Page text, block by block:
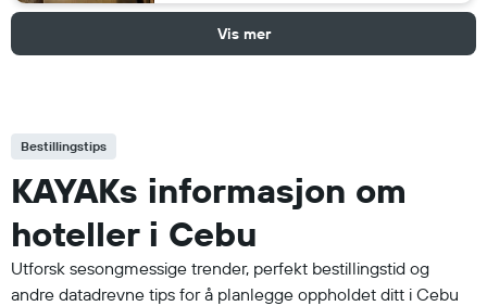
Vis mer
Bestillingstips
KAYAKs informasjon om
hoteller i Cebu
Utforsk sesongmessige trender, perfekt bestillingstid og
andre datadrevne tips for å planlegge oppholdet ditt i Cebu